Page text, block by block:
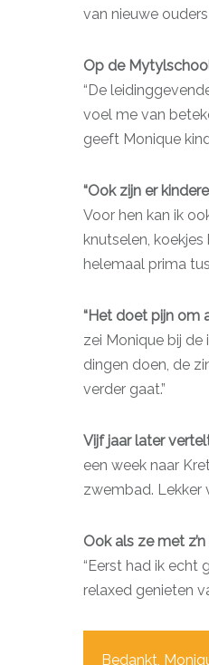
van nieuwe
Op de
“De
voel me van
geeft Monique
“Ook zijn er
Voor hen kan ik
knutselen,
helemaal prima
“Het doet pijn om
zei Monique bij de
dingen doen, de
verder gaat.”
Vijf jaar later
een week naar
zwembad. Lekker
Ook als ze met
“Eerst had ik echt
relaxed genieten
Bedankt,